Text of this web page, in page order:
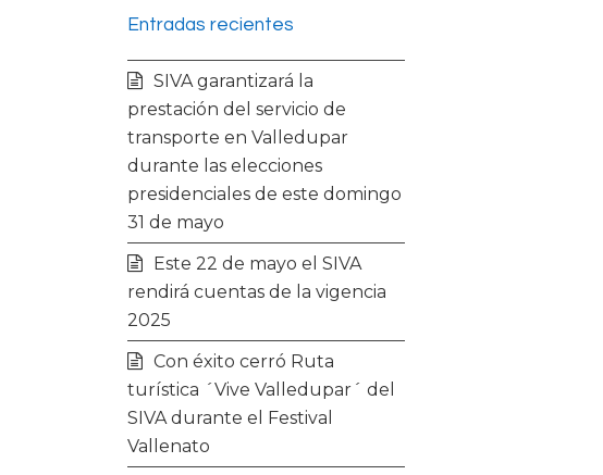
i
t
t
e
r
c
e
b
o
o
s
t
a
g
r
m
u
b
Entradas recientes
SIVA garantizará la
prestación del servicio de
transporte en Valledupar
durante las elecciones
presidenciales de este domingo
31 de mayo
Este 22 de mayo el SIVA
rendirá cuentas de la vigencia
2025
Con éxito cerró Ruta
turística ´Vive Valledupar´ del
SIVA durante el Festival
Vallenato